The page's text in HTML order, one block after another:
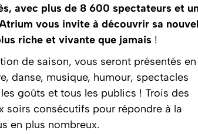
avec plus de 8 600 spectateurs et
vous invite à découvrir sa
riche et vivante que jamais !
de saison, vous seront présentés en
danse, musique, humour, spectacles
goûts et tous les publics ! Trois des
soirs consécutifs pour répondre à la
en plus nombreux.